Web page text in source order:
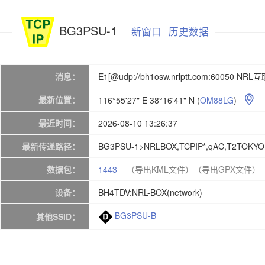
BG3PSU-1 新窗口 历史数据
消息：
E1[@udp://bh1osw.nrlptt.com:60050 NRL互
最新位置：
116°55'27" E 38°16'41" N (OM88LG) 
最近时间：
2026-08-10 13:26:37
最新传递路径：
BG3PSU-1>NRLBOX,TCPIP*,qAC,T2TOKYO
数据包：
1443 （导出KML文件）
（导出GPX文件）
设备：
BH4TDV:NRL-BOX(network)
其他SSID： BG3PSU-B